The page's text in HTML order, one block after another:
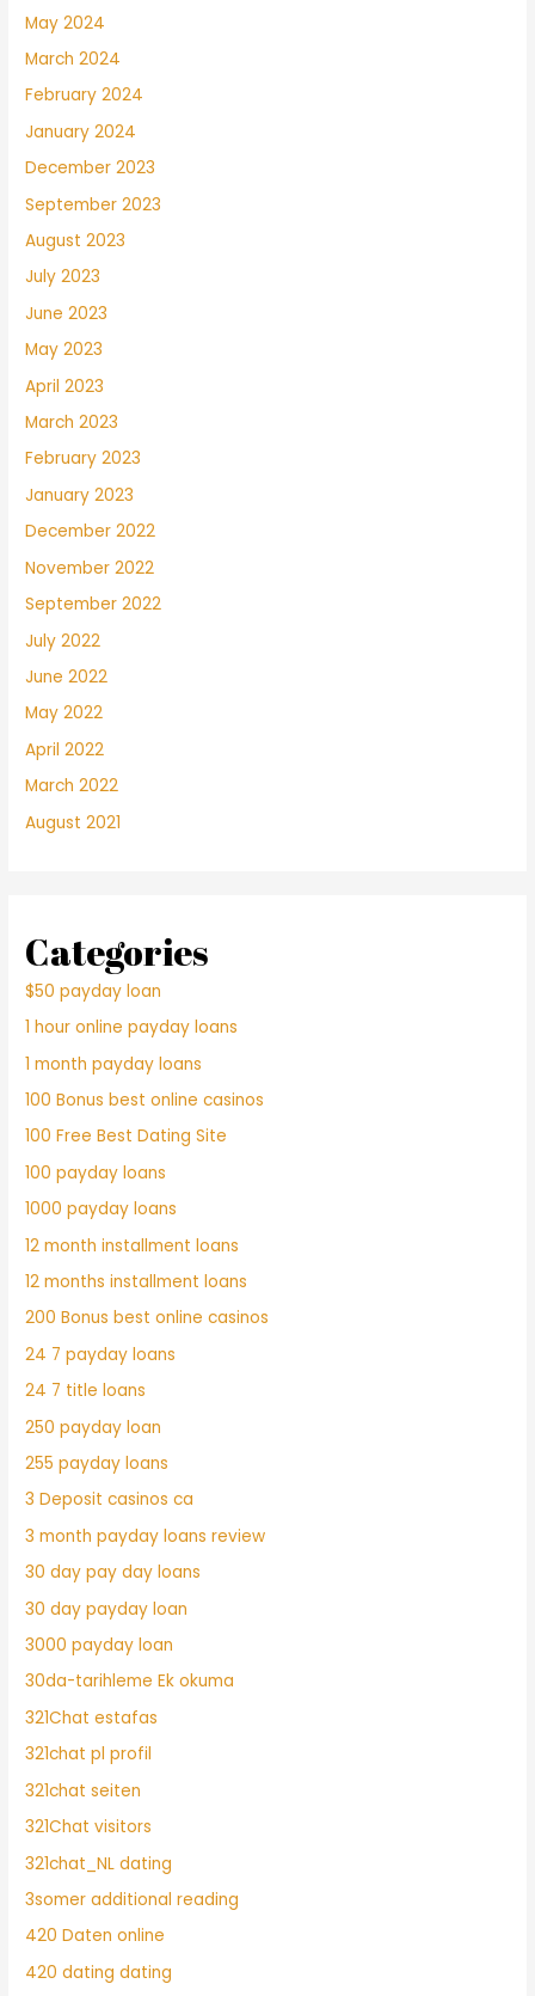
May 2024
March 2024
February 2024
January 2024
December 2023
September 2023
August 2023
July 2023
June 2023
May 2023
April 2023
March 2023
February 2023
January 2023
December 2022
November 2022
September 2022
July 2022
June 2022
May 2022
April 2022
March 2022
August 2021
Categories
$50 payday loan
1 hour online payday loans
1 month payday loans
100 Bonus best online casinos
100 Free Best Dating Site
100 payday loans
1000 payday loans
12 month installment loans
12 months installment loans
200 Bonus best online casinos
24 7 payday loans
24 7 title loans
250 payday loan
255 payday loans
3 Deposit casinos ca
3 month payday loans review
30 day pay day loans
30 day payday loan
3000 payday loan
30da-tarihleme Ek okuma
321Chat estafas
321chat pl profil
321chat seiten
321Chat visitors
321chat_NL dating
3somer additional reading
420 Daten online
420 dating dating